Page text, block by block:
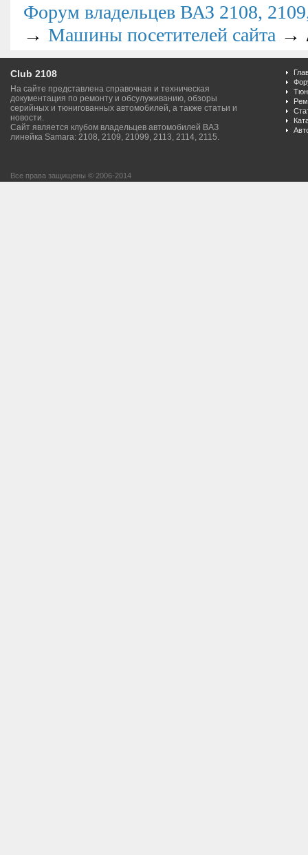
Форум владельцев ВАЗ 2108,
→ Машины посетителей сайта →
Club 2108
На сайте представлена справочная и техническая
документация по ремонту и обсулуживанию, обзоры
серийных и тюнигованных автомобилей, а также статьи и
новости.
Сайт является клубом владельцев автомобилей ВАЗ
линейка Samara: 2108, 2109, 21099, 2113, 2114, 2115.
Все права защищены © 2006-2014